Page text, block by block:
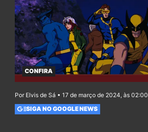
CONFIRA
Por Elvis de Sá • 17 de março de 2024, às 02:00
SIGA NO GOOGLE NEWS